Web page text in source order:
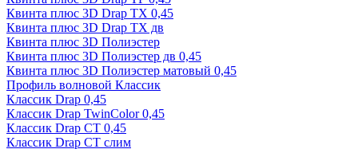
Квинта плюс 3D Drap ТХ 0,45
Квинта плюс 3D Drap ТХ дв
Квинта плюс 3D Полиэстер
Квинта плюс 3D Полиэстер дв 0,45
Квинта плюс 3D Полиэстер матовый 0,45
Профиль волновой Классик
Классик Drap 0,45
Классик Drap TwinColor 0,45
Классик Drap СТ 0,45
Классик Drap СТ слим